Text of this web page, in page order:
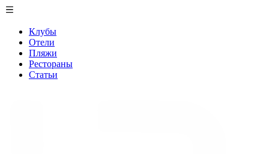
Клубы
Отели
Пляжи
Рестораны
Статьи